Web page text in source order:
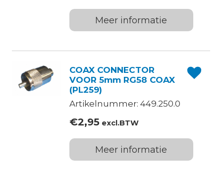
Meer informatie
COAX CONNECTOR
VOOR 5mm RG58 COAX
(PL259)
Artikelnummer: 449.250.0
€2,95excl.BTW
Meer informatie